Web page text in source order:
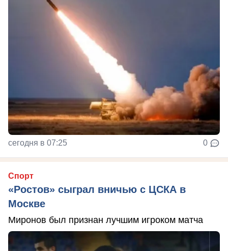
сегодня в 07:25 0
Спорт
«Ростов» сыграл вничью с ЦСКА в
Москве
Миронов был признан лучшим игроком матча